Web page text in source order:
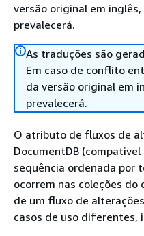
versão original em
prevalecerá.
As traduções são
Em caso de conflito
da versão original em
prevalecerá.
O atributo de fluxos de
DocumentDB
sequência ordenada por
ocorrem nas coleções do
de um fluxo de
casos de uso diferentes,